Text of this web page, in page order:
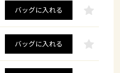
バッグに入れる
バッグに入れる